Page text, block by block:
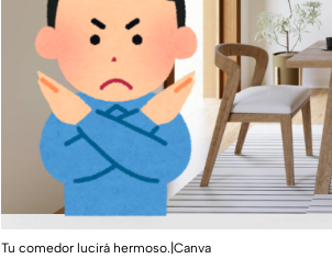
Tu comedor lucirá hermoso.|Canva